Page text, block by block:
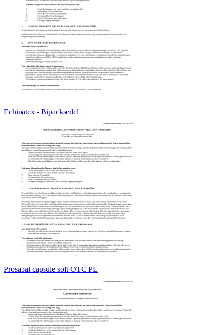
Echinatex - Bipacksedel
Prosabal capsule soft OTC PL